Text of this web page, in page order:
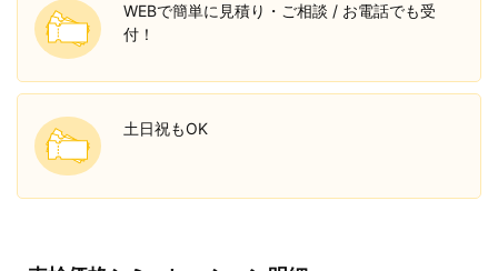
WEBで簡単に見積り・ご相談 / お電話でも受
付！
土日祝もOK